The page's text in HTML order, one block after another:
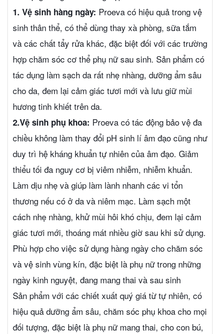
1. Vệ sinh hàng ngày: Proeva có hiệu quả trong vệ
sinh thân thể, có thể dùng thay xà phòng, sữa tắm
và các chất tẩy rửa khác, đặc biệt đối với các trường
hợp chăm sóc cơ thể phụ nữ sau sinh. Sản phẩm có
tác dụng làm sạch da rất nhẹ nhàng, dưỡng ẩm sâu
cho da, đem lại cảm giác tươi mới và lưu giữ mùi
hương tinh khiết trên da.
2.Vệ sinh phụ khoa: Proeva có tác động bảo vệ đa
chiều không làm thay đổi pH sinh lí âm đạo cũng như
duy trì hệ kháng khuẩn tự nhiên của âm đạo. Giảm
thiểu tối đa nguy cơ bị viêm nhiễm, nhiễm khuẩn.
Làm dịu nhẹ và giúp làm lành nhanh các vi tổn
thương nếu có ở da và niêm mạc. Làm sạch một
cách nhẹ nhàng, khử mùi hôi khó chịu, đem lại cảm
giác tươi mới, thoáng mát nhiều giờ sau khi sử dụng.
Phù hợp cho việc sử dụng hàng ngày cho chăm sóc
và vệ sinh vùng kín, đặc biệt là phụ nữ trong những
ngày kinh nguyệt, đang mang thai và sau sinh
Sản phẩm với các chiết xuất quý giá từ tự nhiên, có
hiệu quả dưỡng ẩm sâu, chăm sóc phụ khoa cho mọi
đối tượng, đặc biệt là phụ nữ mang thai, cho con bú,